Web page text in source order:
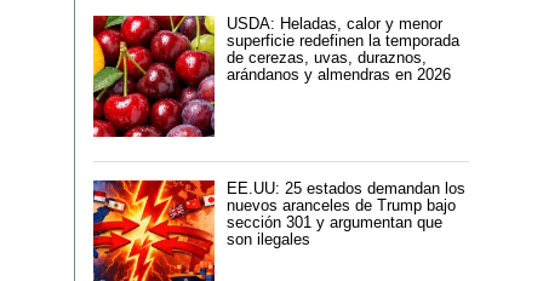
USDA: Heladas, calor y menor
superficie redefinen la temporada
de cerezas, uvas, duraznos,
arándanos y almendras en 2026
EE.UU: 25 estados demandan los
nuevos aranceles de Trump bajo
sección 301 y argumentan que
son ilegales